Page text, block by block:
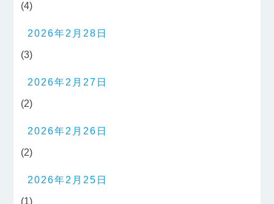
(4)
2026年2月28日
(3)
2026年2月27日
(2)
2026年2月26日
(2)
2026年2月25日
(1)